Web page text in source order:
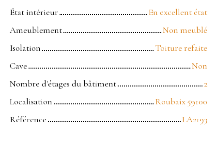
État intérieur
En excellent état
Ameublement
Non meublé
Isolation
Toiture refaite
Cave
Non
Nombre d'étages du bâtiment
2
Localisation
Roubaix 59100
Référence
LA2193